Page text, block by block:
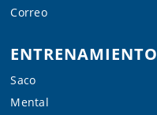
Correo
ENTRENAMIENTO
Saco
Mental